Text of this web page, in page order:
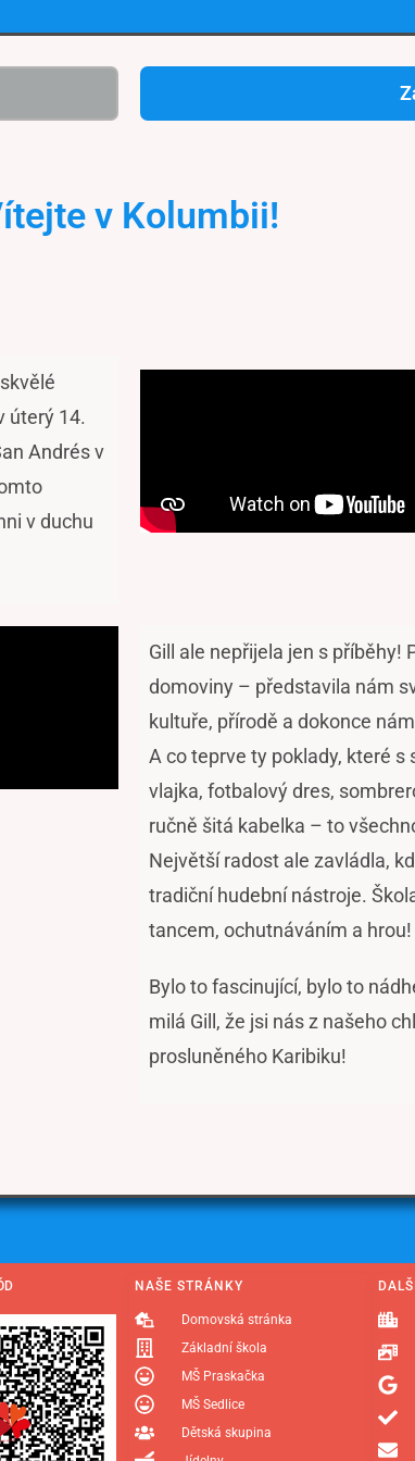
v Kolumbii!
úterý 14.
Andrés v
v duchu
Gill ale nepřijela jen s příběhy!
domoviny – představila nám
kultuře, přírodě a dokonce
A co teprve ty poklady, které
vlajka, fotbalový dres,
ručně šitá kabelka – to
Největší radost ale zavládla,
tradiční hudební nástroje.
tancem, ochutnáváním a hrou!
Bylo to fascinující, bylo to
milá Gill, že jsi nás z našeho
prosluněného Karibiku!
NAŠE STRÁNKY
Domovská stránka
Základní škola
MŠ Praskačka
MŠ Sedlice
Dětská skupina